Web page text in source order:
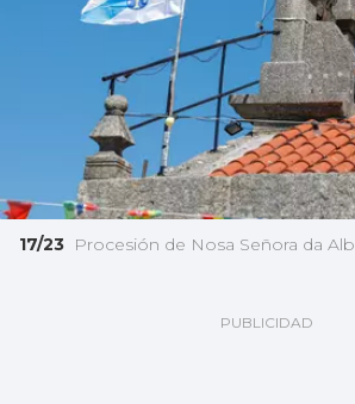
17/23 Procesión de Nosa Señora da